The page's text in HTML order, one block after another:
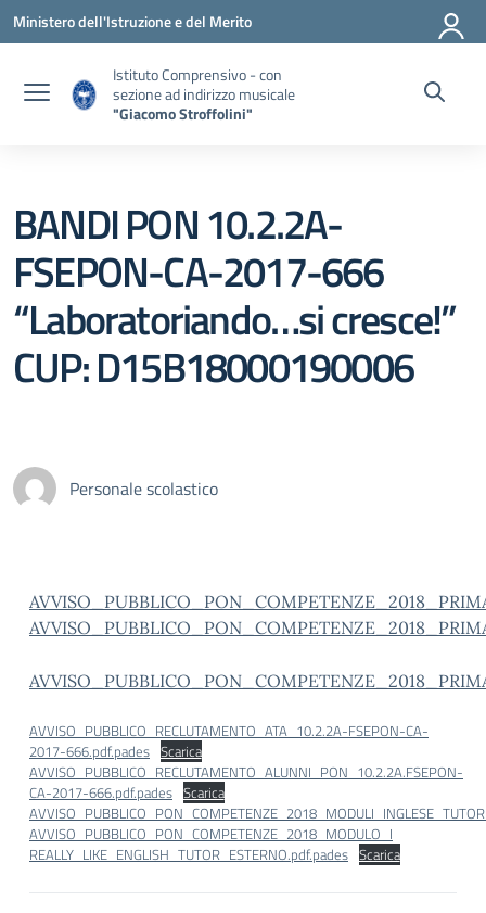
Vai ai contenuti
Vai al menu di navigazione
Vai al footer
Ministero dell'Istruzione e del Merito
Istituto Comprensivo - con
sezione ad indirizzo musicale
"Giacomo Stroffolini"
BANDI PON 10.2.2A-
FSEPON-CA-2017-666
“Laboratoriando…si cresce!”
CUP: D15B18000190006
Personale scolastico
AVVISO_PUBBLICO_RECLUTAMENTO_ATA_10.2.2A-FSEPON-CA-
2017-666.pdf.pades Scarica
AVVISO_PUBBLICO_RECLUTAMENTO_ALUNNI_PON_10.2.2A.FSEPON-
CA-2017-666.pdf.pades Scarica
AVVISO_PUBBLICO_PON_COMPETENZE_2018_MODULO_I
REALLY_LIKE_ENGLISH_TUTOR_ESTERNO.pdf.pades Scarica